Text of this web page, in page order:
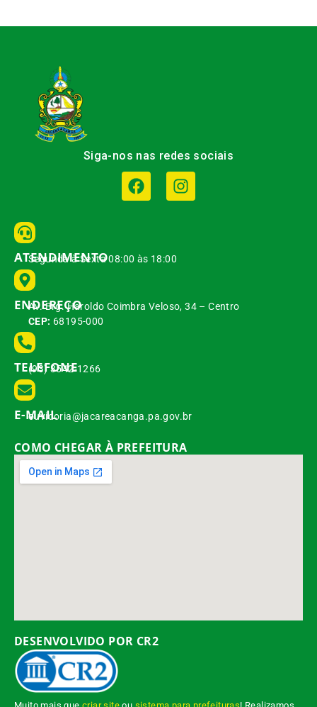
Siga-nos nas redes sociais
ATENDIMENTO
Segunda à Sexta 08:00 às 18:00
ENDEREÇO
Av. Brg. Haroldo Coimbra Veloso, 34 – Centro
CEP: 68195-000
TELEFONE
(93) 3542-1266
E-MAIL
ouvidoria@jacareacanga.pa.gov.br
COMO CHEGAR À PREFEITURA
DESENVOLVIDO POR CR2